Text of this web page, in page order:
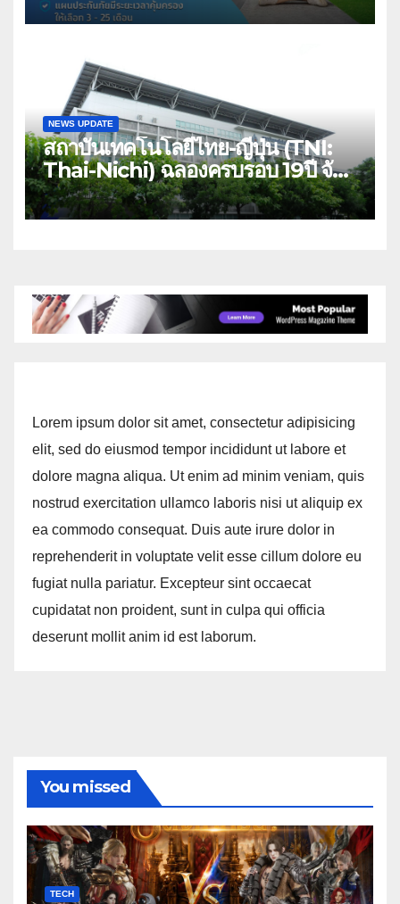
คุ้มครองค่ารักษาเจ็บป่วย-อุบัติเหตุ
25 เดือน
NEWS UPDATE
สถาบันเทคโนโลยีไทย-ญี่ปุ่น (TNI:
Thai-Nichi) ฉลองครบรอบ 19ปี จัด
งาน “TNI Day 2026” ประกาศ
ความเป็นผู้นำด้านสถาบันการศึกษา ที่
Lorem ipsum dolor sit amet, consectetur adipisicing
elit, sed do eiusmod tempor incididunt ut labore et
dolore magna aliqua. Ut enim ad minim veniam, quis
nostrud exercitation ullamco laboris nisi ut aliquip ex
ea commodo consequat. Duis aute irure dolor in
reprehenderit in voluptate velit esse cillum dolore eu
fugiat nulla pariatur. Excepteur sint occaecat
cupidatat non proident, sunt in culpa qui officia
deserunt mollit anim id est laborum.
You missed
TECH